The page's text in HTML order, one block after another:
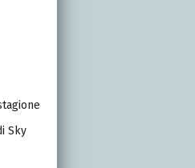
Sky